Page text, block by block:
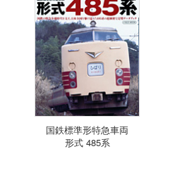
国鉄標準形特急車両
形式 485系